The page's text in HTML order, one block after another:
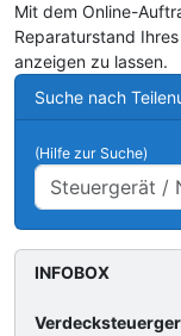
Mit dem Online-
Reparaturstand
anzeigen zu lassen.
Suche nach
(Hilfe zur Suche)
INFOBOX